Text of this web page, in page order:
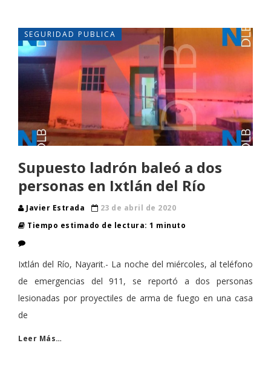
SEGURIDAD PUBLICA
Supuesto ladrón baleó a dos
personas en Ixtlán del Río
Javier Estrada
23 de abril de 2020
Tiempo estimado de lectura: 1 minuto
Ixtlán del Río, Nayarit.- La noche del miércoles, al teléfono
de emergencias del 911, se reportó a dos personas
lesionadas por proyectiles de arma de fuego en una casa
de
Leer Más…